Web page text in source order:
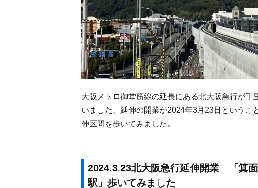
大阪メトロ御堂筋線の延長にある北大阪急行が
いました。延伸の開業が2024年3月23日というこ
伸区間を歩いてみました。
2024.3.23北大阪急行延伸開業 「箕
駅」歩いてみました